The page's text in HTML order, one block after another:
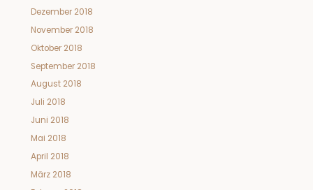
Dezember 2018
November 2018
Oktober 2018
September 2018
August 2018
Juli 2018
Juni 2018
Mai 2018
April 2018
März 2018